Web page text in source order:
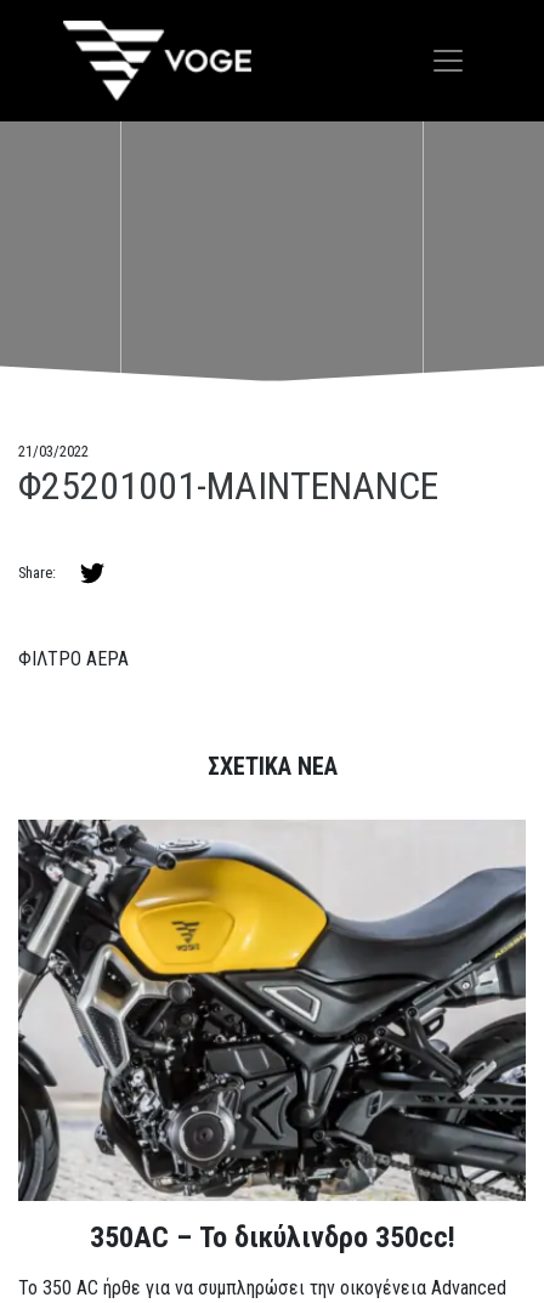
21/03/2022
Φ25201001-MAINTENANCE
Share:
ΦΙΛΤΡΟ ΑΕΡΑ
ΣΧΕΤΙΚΑ ΝΕΑ
350AC – Το δικύλινδρο 350cc!
To 350 AC ήρθε για να συμπληρώσει την οικογένεια Advanced